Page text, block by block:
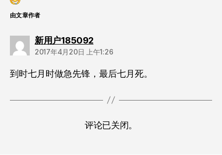
由文章作者
新用户185092说：
2017年4月20日 上午1:26
到时七月时做急先锋，最后七月死。
评论已关闭。